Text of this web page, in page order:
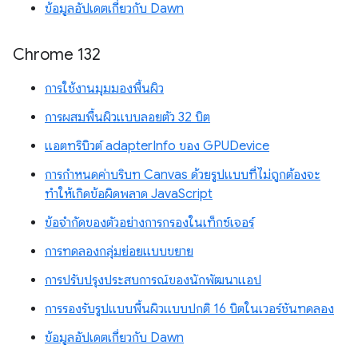
ข้อมูลอัปเดตเกี่ยวกับ Dawn
Chrome 132
การใช้งานมุมมองพื้นผิว
การผสมพื้นผิวแบบลอยตัว 32 บิต
แอตทริบิวต์ adapterInfo ของ GPUDevice
การกำหนดค่าบริบท Canvas ด้วยรูปแบบที่ไม่ถูกต้องจะ
ทำให้เกิดข้อผิดพลาด JavaScript
ข้อจำกัดของตัวอย่างการกรองในเท็กซ์เจอร์
การทดลองกลุ่มย่อยแบบขยาย
การปรับปรุงประสบการณ์ของนักพัฒนาแอป
การรองรับรูปแบบพื้นผิวแบบปกติ 16 บิตในเวอร์ชันทดลอง
ข้อมูลอัปเดตเกี่ยวกับ Dawn